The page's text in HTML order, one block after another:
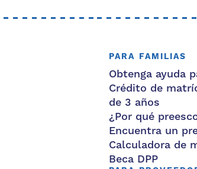
PARA FAMILIAS
Obtenga ayuda
Crédito de
de 3 años
¿Por qué
Encuentra un
Calculadora de
Beca DPP